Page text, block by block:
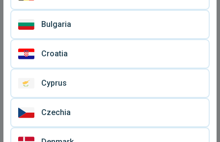
Μπιζουτιέρα μικρή
πορσελάνη μεταχειρισμένη
€ 8,25 € 20
Bulgaria
Croatia
Cyprus
Czechia